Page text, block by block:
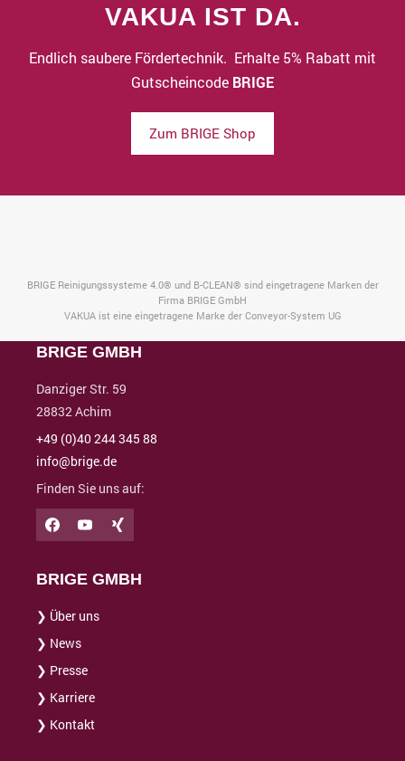
VAKUA IST DA.
Endlich saubere Fördertechnik. Erhalte 5% Rabatt mit
Gutscheincode BRIGE
Zum BRIGE Shop
BRIGE Reinigungssysteme 4.0® und B-CLEAN® sind eingetragene Marken der
Firma BRIGE GmbH
VAKUA ist eine eingetragene Marke der Conveyor-System UG
BRIGE GMBH
Danziger Str. 59
28832 Achim
+49 (0)40 244 345 88
info@brige.de
Finden Sie uns auf:
BRIGE GMBH
❯ Über uns
❯ News
❯ Presse
❯ Karriere
❯ Kontakt